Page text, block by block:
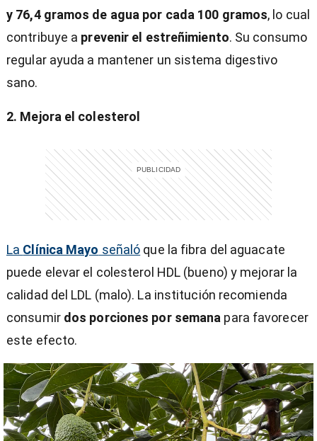
y 76,4 gramos de agua por cada 100 gramos, lo cual
contribuye a prevenir el estreñimiento. Su consumo
regular ayuda a mantener un sistema digestivo
sano.
2. Mejora el colesterol
La Clínica Mayo señaló que la fibra del aguacate
puede elevar el colesterol HDL (bueno) y mejorar la
calidad del LDL (malo). La institución recomienda
consumir dos porciones por semana para favorecer
este efecto.